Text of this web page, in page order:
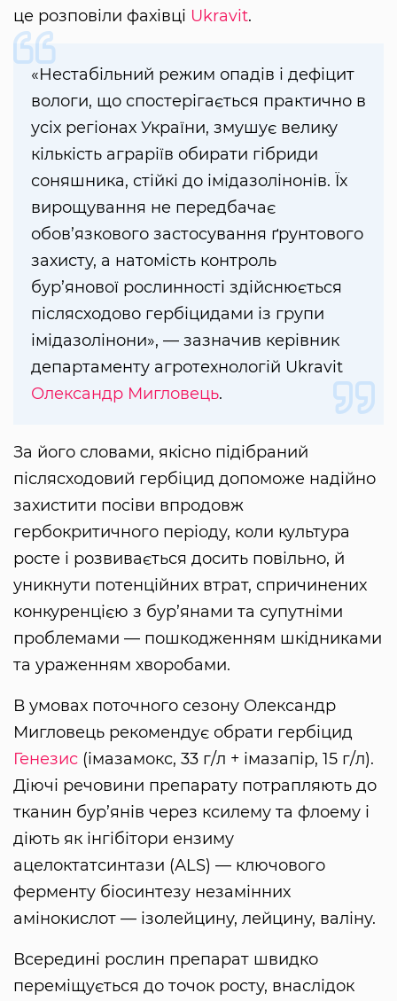
це розповіли фахівці Ukravit.
«Нестабільний режим опадів і дефіцит
вологи, що спостерігається практично в
усіх регіонах України, змушує велику
кількість аграріїв обирати гібриди
соняшника, стійкі до імідазолінонів. Їх
вирощування не передбачає
обов’язкового застосування ґрунтового
захисту, а натомість контроль
бур’янової рослинності здійснюється
післясходово гербіцидами із групи
імідазолінони», — зазначив керівник
департаменту агротехнологій Ukravit
Олександр Мигловець.
За його словами, якісно підібраний
післясходовий гербіцид допоможе надійно
захистити посіви впродовж
гербокритичного періоду, коли культура
росте і розвивається досить повільно, й
уникнути потенційних втрат, спричинених
конкуренцією з бур’янами та супутніми
проблемами — пошкодженням шкідниками
та ураженням хворобами.
В умовах поточного сезону Олександр
Мигловець рекомендує обрати гербіцид
Генезис (імазамокс, 33 г/л + імазапір, 15 г/л).
Діючі речовини препарату потрапляють до
тканин бур’янів через ксилему та флоему і
діють як інгібітори ензиму
ацелоктатсинтази (АLS) — ключового
ферменту біосинтезу незамінних
амінокислот — ізолейцину, лейцину, валіну.
Всередині рослин препарат швидко
переміщується до точок росту, внаслідок